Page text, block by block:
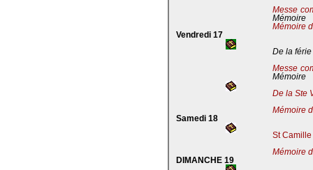
Messe
Mémoire
Mémoire
Vendredi 17
De la férie
Messe
Mémoire
De la Ste
Mémoire
Samedi 18
St
Mémoire
DIMANCHE 19